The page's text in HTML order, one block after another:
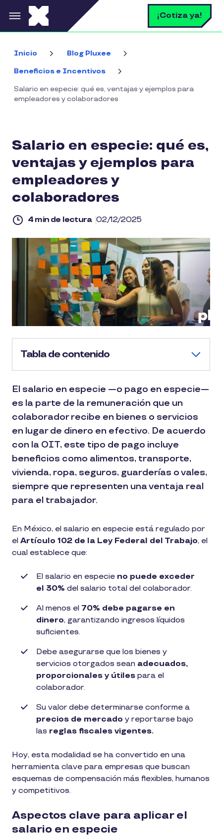
Pasar al contenido principal ¡Cotiza ya!
Inicio Blog Pluxee
Beneficios e Incentivos
Salario en especie: qué es, ventajas y ejemplos para
empleadores y colaboradores
Salario en especie: qué es,
ventajas y ejemplos para
empleadores y
colaboradores
4 min de lectura 02/12/2025
Tabla de contenido
El salario en especie —o pago en especie—
es la parte de la remuneración que un
colaborador recibe en bienes o servicios
en lugar de dinero en efectivo. De acuerdo
con la OIT, este tipo de pago incluye
beneficios como alimentos, transporte,
vivienda, ropa, seguros, guarderías o vales,
siempre que representen una ventaja real
para el trabajador.
En México, el salario en especie está regulado por
el Artículo 102 de la Ley Federal del Trabajo, el
cual establece que:
El salario en especie no puede exceder
el 30% del salario total del colaborador.
Al menos el 70% debe pagarse en
dinero, garantizando ingresos líquidos
suficientes.
Debe asegurarse que los bienes y
servicios otorgados sean adecuados,
proporcionales y útiles para el
colaborador.
Su valor debe determinarse conforme a
precios de mercado y reportarse bajo
las reglas fiscales vigentes.
Hoy, esta modalidad se ha convertido en una
herramienta clave para empresas que buscan
esquemas de compensación más flexibles, humanos
y competitivos.
Aspectos clave para aplicar el
salario en especie